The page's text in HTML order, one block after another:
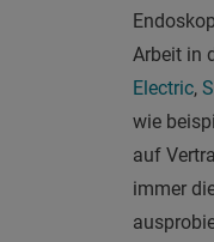
Arbeit in
Electric,
wie
auf
immer